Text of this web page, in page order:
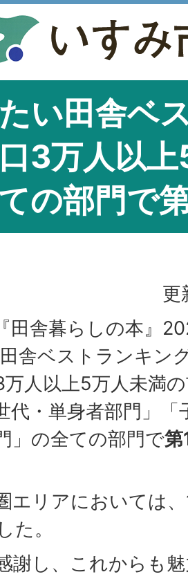
たい田舎ベ
3万人以
の部門で
更
田舎暮らしの本』
舎ベストランキン
人以上5万人未満
代・単身者部門」
」の全ての部門で第
エリアにおいては
た。
謝し、これからも